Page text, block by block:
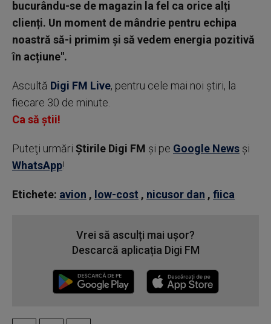
bucurându-se de magazin la fel ca orice alți
clienți. Un moment de mândrie pentru echipa
noastră să-i primim și să vedem energia pozitivă
în acțiune".
Ascultă Digi FM Live, pentru cele mai noi știri, la
fiecare 30 de minute.
Ca să știi!
Puteţi urmări Știrile Digi FM şi pe Google News şi
WhatsApp!
Etichete: avion , low-cost , nicusor dan , fiica
Vrei să asculți mai ușor?
Descarcă aplicația Digi FM